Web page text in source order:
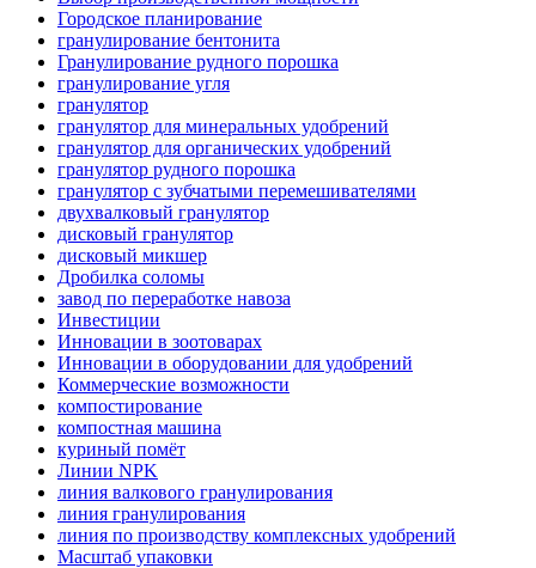
Городское планирование
гранулирование бентонита
Гранулирование рудного порошка
гранулирование угля
гранулятор
гранулятор для минеральных удобрений
гранулятор для органических удобрений
гранулятор рудного порошка
гранулятор с зубчатыми перемешивателями
двухвалковый гранулятор
дисковый гранулятор
дисковый микшер
Дробилка соломы
завод по переработке навоза
Инвестиции
Инновации в зоотоварах
Инновации в оборудовании для удобрений
Коммерческие возможности
компостирование
компостная машина
куриный помёт
Линии NPK
линия валкового гранулирования
линия гранулирования
линия по производству комплексных удобрений
Масштаб упаковки